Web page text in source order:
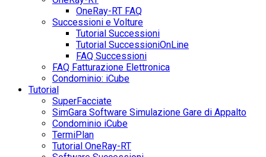
OneRay-RT FAQ
Successioni e Volture
Tutorial Successioni
Tutorial SuccessioniOnLine
FAQ Successioni
FAQ Fatturazione Elettronica
Condominio: iCube
Tutorial
SuperFacciate
SimGara Software Simulazione Gare di Appalto
Condominio iCube
TermiPlan
Tutorial OneRay-RT